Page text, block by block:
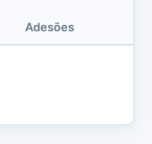
Adesões